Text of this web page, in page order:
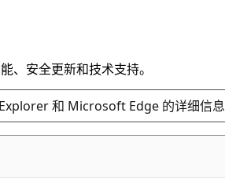
安全更新和技术支持。
和 Microsoft Edge 的详细信息